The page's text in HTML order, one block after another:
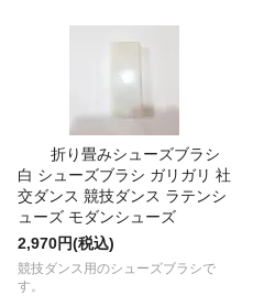
折り畳みシューズブラシ
白 シューズブラシ ガリガリ 社
交ダンス 競技ダンス ラテンシ
ューズ モダンシューズ
2,970円(税込)
競技ダンス用のシューズブラシで
す。